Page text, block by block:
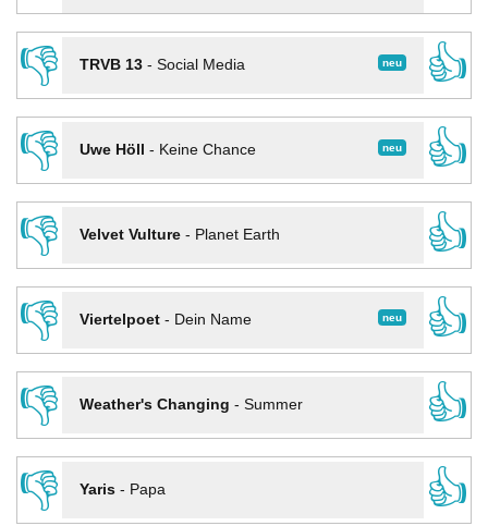
👎
neu
TRVB 13- Social Media
👍
👎
neu
Uwe Höll - Keine Chance
👍
👎
Velvet Vulture- Planet Earth
👍
👎
neu
Viertelpoet- Dein Name
👍
👎
Weather's Changing - Summer
👍
👎
Yaris- Papa 👍